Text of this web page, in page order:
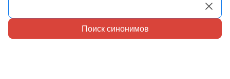
Поиск синонимов